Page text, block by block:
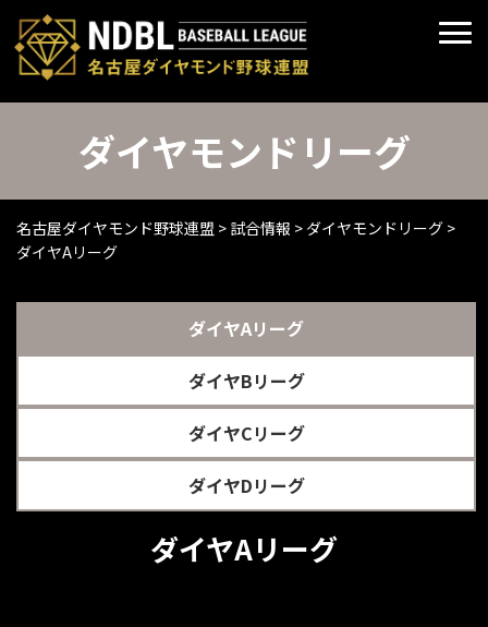
ダイヤモンドリーグ
名古屋ダイヤモンド野球連盟 > 試合情報 > ダイヤモンドリーグ >
ダイヤAリーグ
ダイヤAリーグ
ダイヤBリーグ
ダイヤCリーグ
ダイヤDリーグ
ダイヤAリーグ